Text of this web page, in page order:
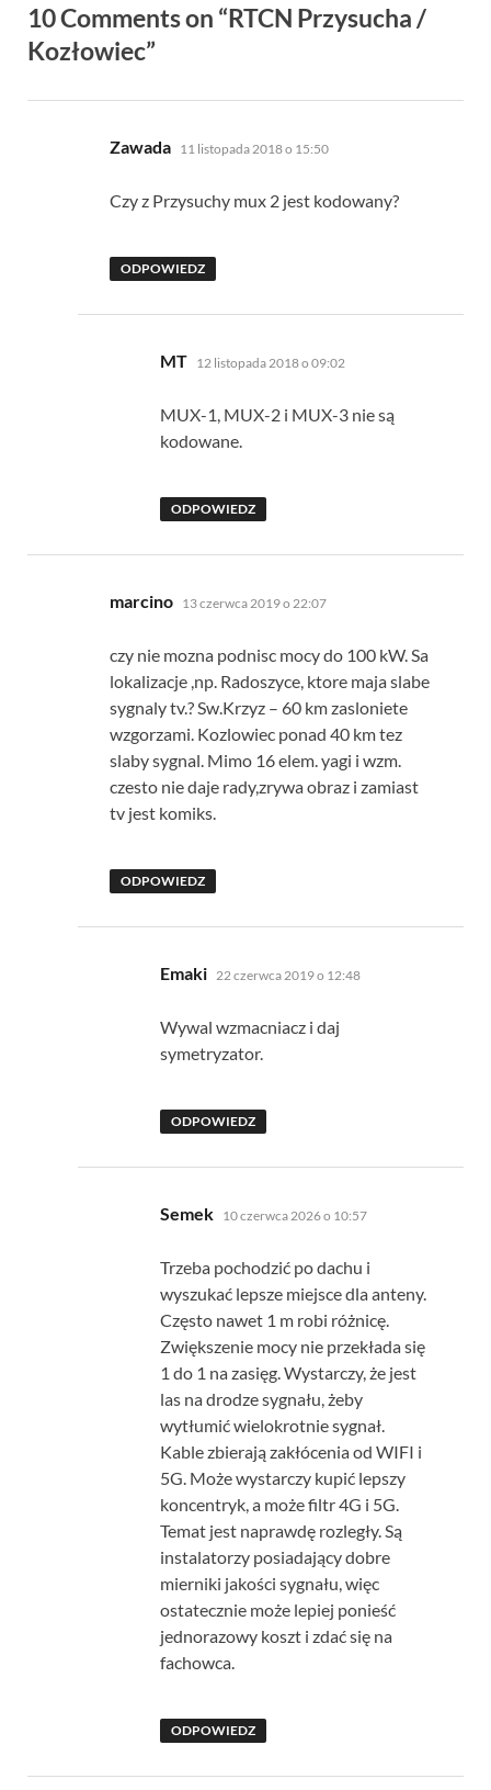
10 Comments on “RTCN Przysucha /
Kozłowiec”
Zawada pisze:
11 listopada 2018 o 15:50
Czy z Przysuchy mux 2 jest kodowany?
ODPOWIEDZ
MT pisze:
12 listopada 2018 o 09:02
MUX-1, MUX-2 i MUX-3 nie są
kodowane.
ODPOWIEDZ
marcino pisze:
13 czerwca 2019 o 22:07
czy nie mozna podnisc mocy do 100 kW. Sa
lokalizacje ,np. Radoszyce, ktore maja slabe
sygnaly tv.? Sw.Krzyz – 60 km zasloniete
wzgorzami. Kozlowiec ponad 40 km tez
slaby sygnal. Mimo 16 elem. yagi i wzm.
czesto nie daje rady,zrywa obraz i zamiast
tv jest komiks.
ODPOWIEDZ
Emaki pisze:
22 czerwca 2019 o 12:48
Wywal wzmacniacz i daj
symetryzator.
ODPOWIEDZ
Semek pisze:
10 czerwca 2026 o 10:57
Trzeba pochodzić po dachu i
wyszukać lepsze miejsce dla anteny.
Często nawet 1 m robi różnicę.
Zwiększenie mocy nie przekłada się
1 do 1 na zasięg. Wystarczy, że jest
las na drodze sygnału, żeby
wytłumić wielokrotnie sygnał.
Kable zbierają zakłócenia od WIFI i
5G. Może wystarczy kupić lepszy
koncentryk, a może filtr 4G i 5G.
Temat jest naprawdę rozległy. Są
instalatorzy posiadający dobre
mierniki jakości sygnału, więc
ostatecznie może lepiej ponieść
jednorazowy koszt i zdać się na
fachowca.
ODPOWIEDZ